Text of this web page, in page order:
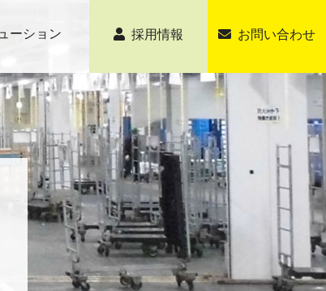
ーション 採用情報 お問い合わせ